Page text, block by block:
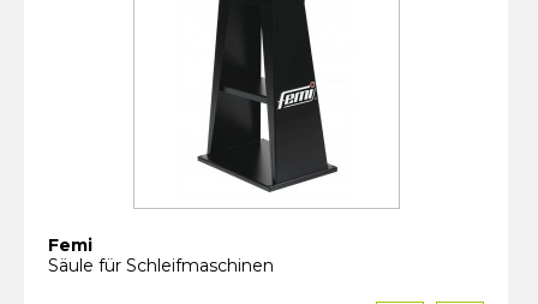
Femi
Säule für Schleifmaschinen